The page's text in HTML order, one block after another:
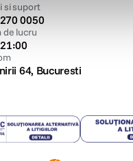
si suport
0050
de lucru
64, Bucuresti